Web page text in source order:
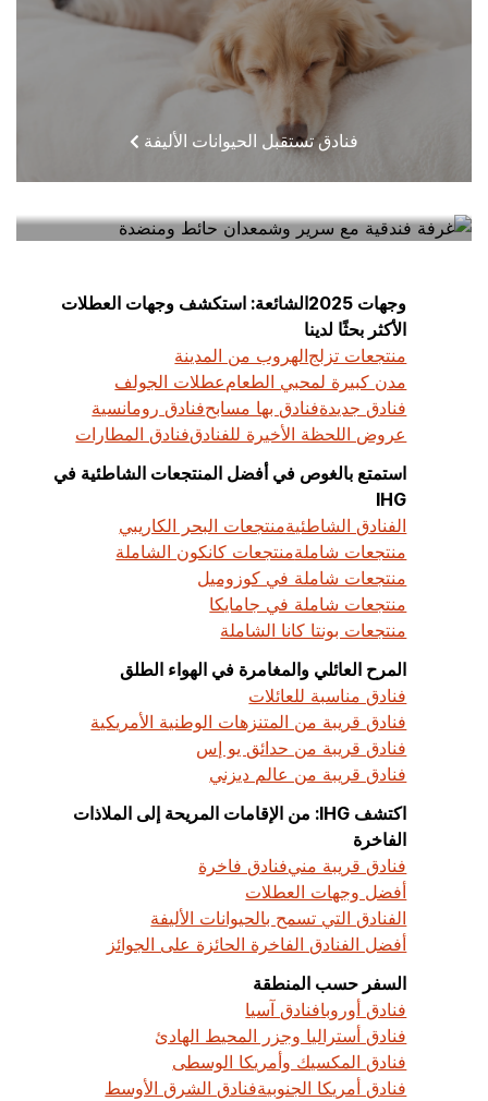
فنادق تستقبل الحيوانات الأليفة
وجهات 2025الشائعة: استكشف وجهات العطلات
الأكثر بحثًا لدينا
منتجعات تزلجالهروب من المدينة
مدن كبيرة لمحبي الطعامعطلات الجولف
فنادق جديدةفنادق بها مسابحفنادق رومانسية
عروض اللحظة الأخيرة للفنادقفنادق المطارات
استمتع بالغوص في أفضل المنتجعات الشاطئية في
IHG
الفنادق الشاطئيةمنتجعات البحر الكاريبي
منتجعات شاملةمنتجعات كانكون الشاملة
منتجعات شاملة في كوزوميل
منتجعات شاملة في جامايكا
منتجعات بونتا كانا الشاملة
المرح العائلي والمغامرة في الهواء الطلق
فنادق مناسبة للعائلات
فنادق قريبة من المتنزهات الوطنية الأمريكية
فنادق قريبة من حدائق يو إس
فنادق قريبة من عالم ديزني
اكتشف IHG: من الإقامات المريحة إلى الملاذات
الفاخرة
فنادق قريبة منيفنادق فاخرة
أفضل وجهات العطلات
الفنادق التي تسمح بالحيوانات الأليفة
أفضل الفنادق الفاخرة الحائزة على الجوائز
السفر حسب المنطقة
فنادق أوروبافنادق آسيا
فنادق أستراليا وجزر المحيط الهادئ
فنادق المكسيك وأمريكا الوسطى
فنادق أمريكا الجنوبيةفنادق الشرق الأوسط